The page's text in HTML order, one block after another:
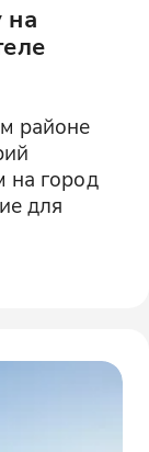
на
районе
на город
для